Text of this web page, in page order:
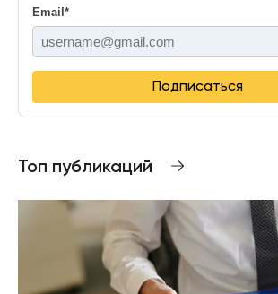
Email *
Подписаться
Топ публикаций